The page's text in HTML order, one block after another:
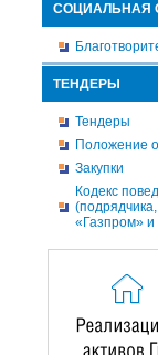
СОЦИАЛЬНАЯ
ТЕНДЕРЫ
Тендеры
Положение
Закупки
Кодекс
«Газпром»